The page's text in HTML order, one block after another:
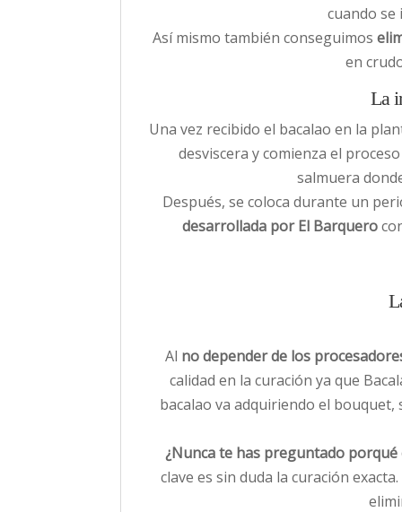
cuando se
Así mismo también conseguimos
en
La
Una vez recibido el bacalao en la
desviscera y comienza el
salmuera
Después, se coloca durante un
desarrollada por El Barquero
Al no depender de los
calidad en la curación ya que
bacalao va adquiriendo el
¿Nunca te has preguntado
clave es sin duda la curación